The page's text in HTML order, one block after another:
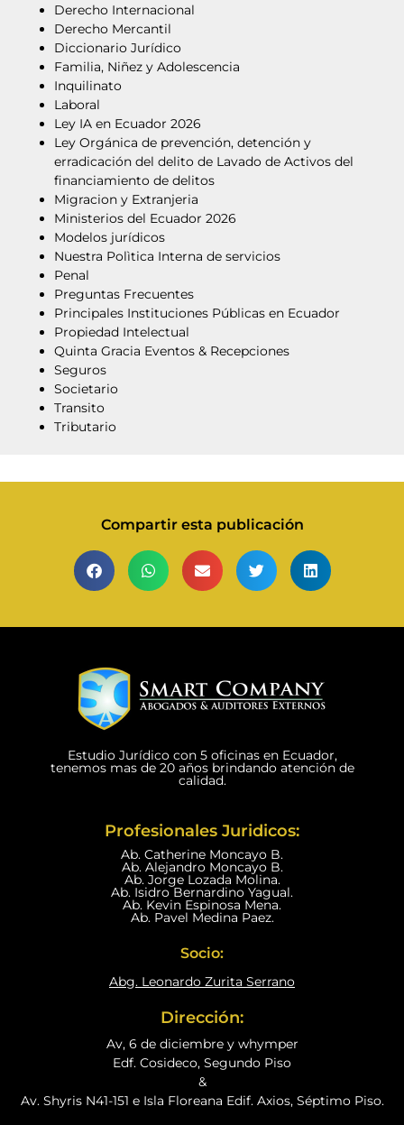
Derecho Internacional
Derecho Mercantil
Diccionario Jurídico
Familia, Niñez y Adolescencia
Inquilinato
Laboral
Ley IA en Ecuador 2026
Ley Orgánica de prevención, detención y
erradicación del delito de Lavado de Activos del
financiamiento de delitos
Migracion y Extranjeria
Ministerios del Ecuador 2026
Modelos jurídicos
Nuestra Polìtica Interna de servicios
Penal
Preguntas Frecuentes
Principales Instituciones Públicas en Ecuador
Propiedad Intelectual
Quinta Gracia Eventos & Recepciones
Seguros
Societario
Transito
Tributario
Compartir esta publicación
Estudio Jurídico con 5 oficinas en Ecuador,
tenemos mas de 20 años brindando atención de
calidad.
Profesionales Juridicos:
Ab. Catherine Moncayo B.
Ab. Alejandro Moncayo B.
Ab. Jorge Lozada Molina.
Ab. Isidro Bernardino Yagual.
Ab. Kevin Espinosa Mena.
Ab. Pavel Medina Paez.
Socio:
Abg. Leonardo Zurita Serrano
Dirección:
Av, 6 de diciembre y whymper
Edf. Cosideco, Segundo Piso
&
Av. Shyris N41-151 e Isla Floreana Edif. Axios, Séptimo Piso.